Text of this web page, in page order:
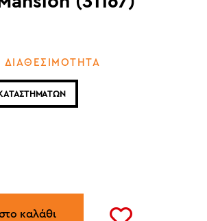
ΔΙΑΘΕΣΙΜΟΤΗΤΑ
καλάθι